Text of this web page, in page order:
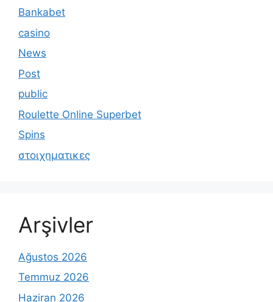
Bankabet
casino
News
Post
public
Roulette Online Superbet
Spins
στοιχηματικες
Arşivler
Ağustos 2026
Temmuz 2026
Haziran 2026